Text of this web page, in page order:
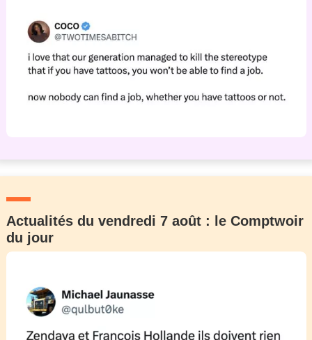
Actualités du vendredi 7 août : le Comptwoir
du jour